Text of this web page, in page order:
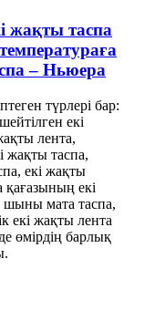
жақты таспа
– Ньюера
түрлері бар:
екі
лента,
жақты таспа,
екі жақты
қағазының екі
шыны мата таспа,
екі жақты лента
өмірдің барлық